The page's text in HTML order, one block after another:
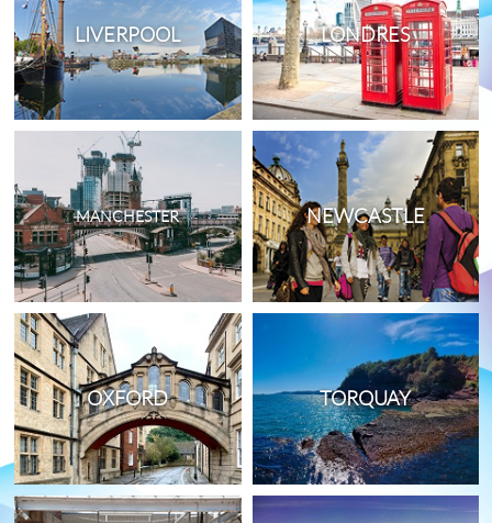
LIVERPOOL LONDRES
MANCHESTER NEWCASTLE
OXFORD TORQUAY